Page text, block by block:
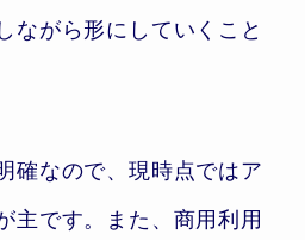
ながら形にしていくこと
確なので、現時点ではア
主です。また、商用利用